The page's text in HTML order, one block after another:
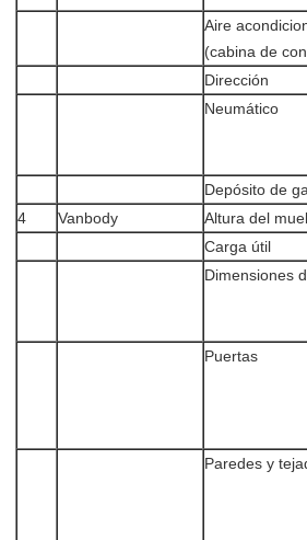
Aire
(cabina de
Dirección
Neumático
Depósito de
4
Vanbody Altura del
Carga útil
Dimensiones
Puertas
Paredes y